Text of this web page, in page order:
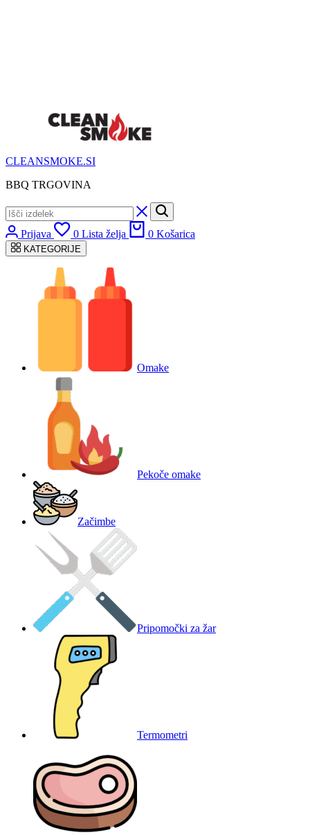
CLEANSMOKE.SI
BBQ TRGOVINA
Prijava 0 Lista želja 0 Košarica
KATEGORIJE
Omake
Pekoče omake
Začimbe
Pripomočki za žar
Termometri